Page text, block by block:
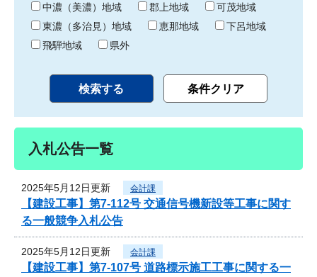
中濃（美濃）地域
郡上地域
可茂地域
東濃（多治見）地域
恵那地域
下呂地域
飛騨地域
県外
入札公告一覧
2025年5月12日更新 会計課
【建設工事】第7-112号 交通信号機新設等工事に関す
る一般競争入札公告
2025年5月12日更新 会計課
【建設工事】第7-107号 道路標示施工工事に関する一